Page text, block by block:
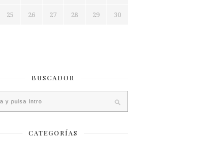
25 26 27 28 29 30
BUSCADOR
CATEGORÍAS